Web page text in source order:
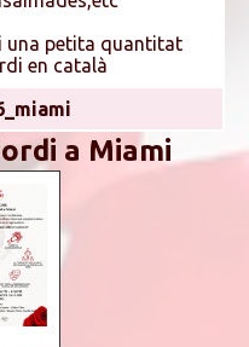
una petita quantitat
en català
a Miami